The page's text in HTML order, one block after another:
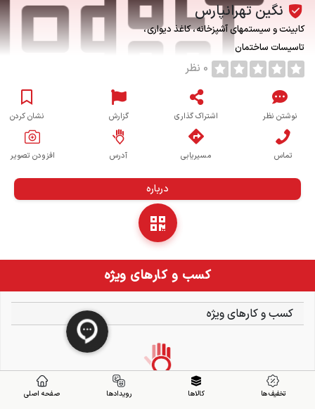
نگین تهرانپارس
کابینت و سیستمهای آشپزخانه کاغذ دیواری
تاسیسات ساختمان
0 نظر
نوشتن نظر اشتراک گذاری گزارش نشان کردن
تماس مسیریابی آدرس افزودن تصویر
درباره
کسب و کارهای ویژه
کسب و کارهای ویژه
تخفیف ها کالاها رویدادها صفحه اصلی